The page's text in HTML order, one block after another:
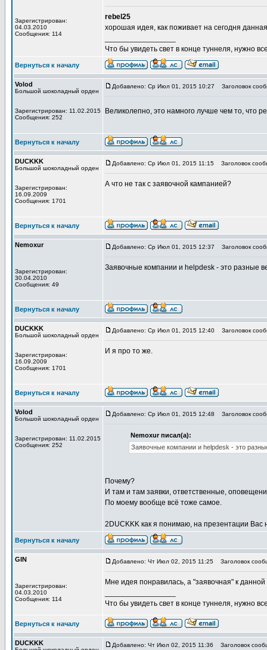
Зарегистрирован:
04.03.2010
Сообщения: 114
rebel25
хорошая идея, как поживает на сегодня
Что бы увидеть свет в конце туннеля, нужно
Вернуться к началу
Volod
Большой шоколадный орден
Зарегистрирован: 11.02.2015
Сообщения: 252
Добавлено: Ср Июл 01, 2015 10:27 Заголовок
Великолепно, это намного лучше чем то, что
Вернуться к началу
DUCKKK
Большой шоколадный орден
Зарегистрирован:
16.09.2009
Сообщения: 1701
Добавлено: Ср Июл 01, 2015 11:15 Заголовок
А что не так с заявочной кампанией?
Вернуться к началу
Nemoxur
Зарегистрирован:
30.04.2010
Сообщения: 49
Добавлено: Ср Июл 01, 2015 12:37 Заголовок
Заявочные компании и helpdesk - это разные
Вернуться к началу
DUCKKK
Большой шоколадный орден
Зарегистрирован:
16.09.2009
Сообщения: 1701
Добавлено: Ср Июл 01, 2015 12:40 Заголовок
И я про то же.
Вернуться к началу
Volod
Большой шоколадный орден
Зарегистрирован: 11.02.2015
Сообщения: 252
Добавлено: Ср Июл 01, 2015 12:48 Заголовок
Nemoxur писал(а):
Заявочные компании и helpdesk - это
Почему?
И там и там заявки, ответственные,
По моему вообще всё тоже самое.
2DUCKKK как я понимаю, на презентации Вас
Вернуться к началу
GIN
Зарегистрирован:
04.03.2010
Сообщения: 114
Добавлено: Чт Июл 02, 2015 11:25 Заголовок
Мне идея понравилась, а "заявочная" к
Что бы увидеть свет в конце туннеля, нужно
Вернуться к началу
DUCKKK Добавлено: Чт Июл 02, 2015 11:36 Заголовок